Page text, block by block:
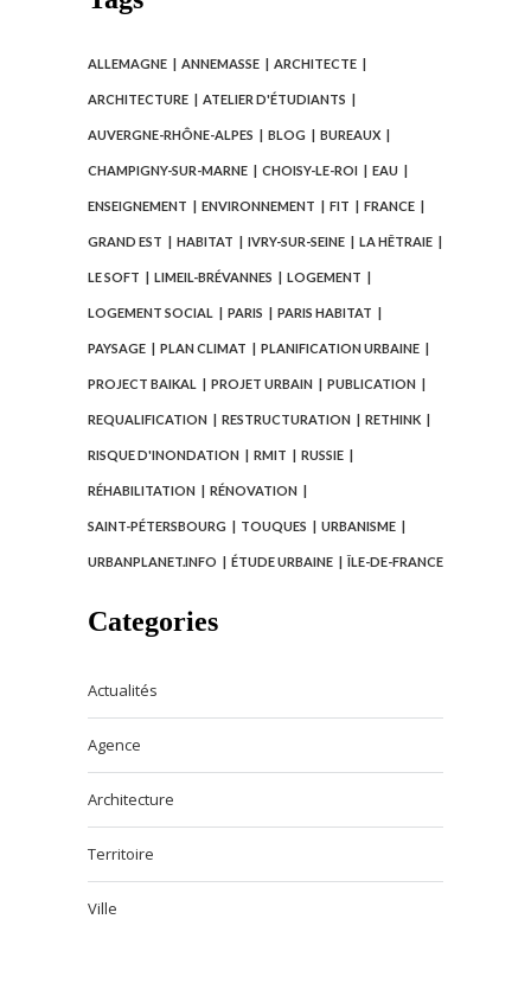
ALLEMAGNE ANNEMASSE ARCHITECTE
ARCHITECTURE ATELIER D'ÉTUDIANTS
AUVERGNE-RHÔNE-ALPES BLOG BUREAUX
CHAMPIGNY-SUR-MARNE CHOISY-LE-ROI EAU
ENSEIGNEMENT ENVIRONNEMENT FIT FRANCE
GRAND EST HABITAT IVRY-SUR-SEINE LA HÊTRAIE
LE SOFT LIMEIL-BRÉVANNES LOGEMENT
LOGEMENT SOCIAL PARIS PARIS HABITAT
PAYSAGE PLAN CLIMAT PLANIFICATION URBAINE
PROJECT BAIKAL PROJET URBAIN PUBLICATION
REQUALIFICATION RESTRUCTURATION RETHINK
RISQUE D'INONDATION RMIT RUSSIE
RÉHABILITATION RÉNOVATION
SAINT-PÉTERSBOURG TOUQUES URBANISME
URBANPLANET.INFO ÉTUDE URBAINE ÎLE-DE-FRANCE
Categories
Actualités
Agence
Architecture
Territoire
Ville